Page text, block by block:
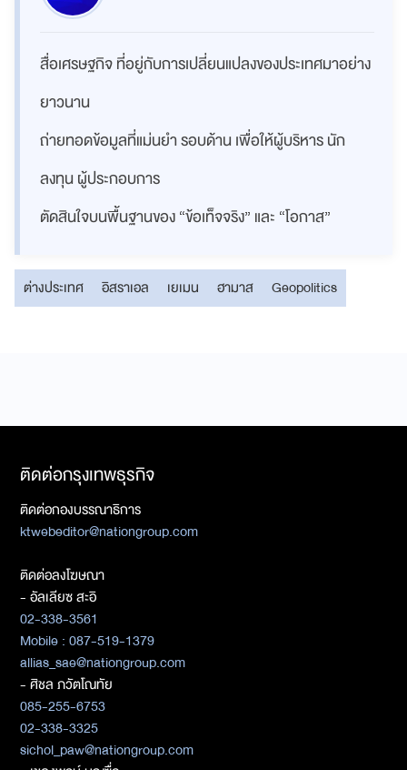
สื่อเศรษฐกิจ ที่อยู่กับการเปลี่ยนแปลงของประเทศมาอย่าง
ยาวนาน
ถ่ายทอดข้อมูลที่แม่นยำ รอบด้าน เพื่อให้ผู้บริหาร นัก
ลงทุน ผู้ประกอบการ
ตัดสินใจบนพื้นฐานของ “ข้อเท็จจริง” และ “โอกาส”
ต่างประเทศ อิสราเอล เยเมน ฮามาส Geopolitics
ติดต่อกรุงเทพธุรกิจ
ติดต่อกองบรรณาธิการ
ktwebeditor@nationgroup.com
ติดต่อลงโฆษณา
- อัลเลียซ สะอิ
02-338-3561
Mobile : 087-519-1379
allias_sae@nationgroup.com
- ศิชล ภวัตโณทัย
085-255-6753
02-338-3325
sichol_paw@nationgroup.com